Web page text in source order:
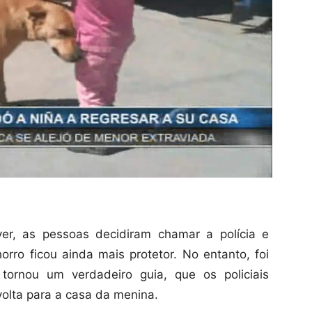
as pessoas decidiram chamar a polícia e
ficou ainda mais protetor. No entanto, foi
um verdadeiro guia, que os policiais
para a casa da menina.